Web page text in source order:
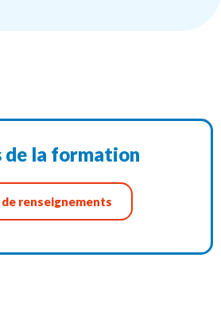
de la formation
de renseignements